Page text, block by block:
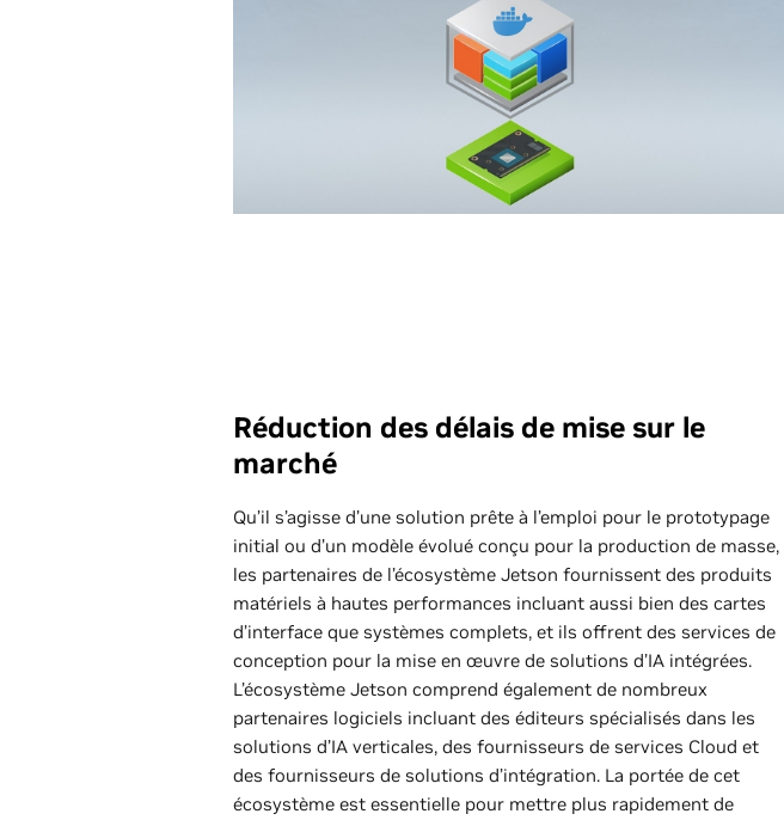
Réduction des délais de mise sur le
marché
Qu’il s’agisse d’une solution prête à l’emploi pour le prototypage
initial ou d’un modèle évolué conçu pour la production de masse,
les partenaires de l’écosystème Jetson fournissent des produits
matériels à hautes performances incluant aussi bien des cartes
d’interface que systèmes complets, et ils offrent des services de
conception pour la mise en œuvre de solutions d’IA intégrées.
L’écosystème Jetson comprend également de nombreux
partenaires logiciels incluant des éditeurs spécialisés dans les
solutions d’IA verticales, des fournisseurs de services Cloud et
des fournisseurs de solutions d’intégration. La portée de cet
écosystème est essentielle pour mettre plus rapidement de